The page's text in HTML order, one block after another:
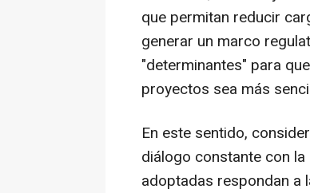
que permitan reducir
generar un marco
"determinantes" para
proyectos sea más
En este sentido,
diálogo constante con
adoptadas respondan a